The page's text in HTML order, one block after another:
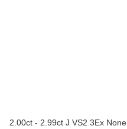
2.00ct - 2.99ct J VS2 3Ex None